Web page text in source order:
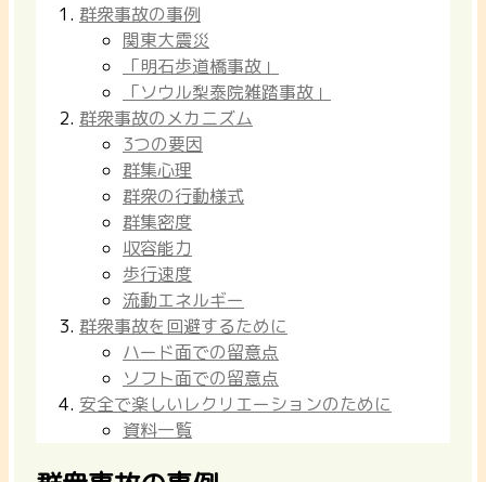
群衆事故の事例
関東大震災
「明石歩道橋事故」
「ソウル梨泰院雑踏事故」
群衆事故のメカニズム
3つの要因
群集心理
群衆の行動様式
群集密度
収容能力
歩行速度
流動エネルギー
群衆事故を回避するために
ハード面での留意点
ソフト面での留意点
安全で楽しいレクリエーションのために
資料一覧